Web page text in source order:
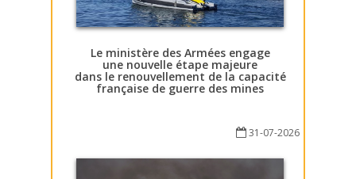
Le ministère des Armées engage
une nouvelle étape majeure
dans le renouvellement de la capacité
française de guerre des mines
31-07-2026